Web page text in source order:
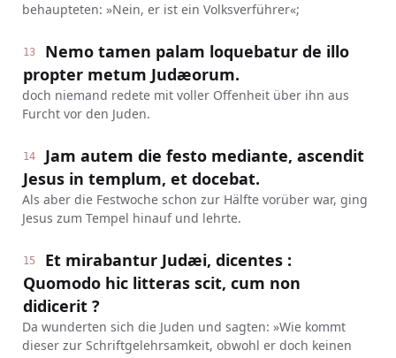
behaupteten: »Nein, er ist ein Volksverführer«;
13
Nemo tamen palam loquebatur de illo
propter metum Judæorum.
doch niemand redete mit voller Offenheit über ihn aus
Furcht vor den Juden.
14
Jam autem die festo mediante, ascendit
Jesus in templum, et docebat.
Als aber die Festwoche schon zur Hälfte vorüber war, ging
Jesus zum Tempel hinauf und lehrte.
15
Et mirabantur Judæi, dicentes :
Quomodo hic litteras scit, cum non
didicerit ?
Da wunderten sich die Juden und sagten: »Wie kommt
dieser zur Schriftgelehrsamkeit, obwohl er doch keinen